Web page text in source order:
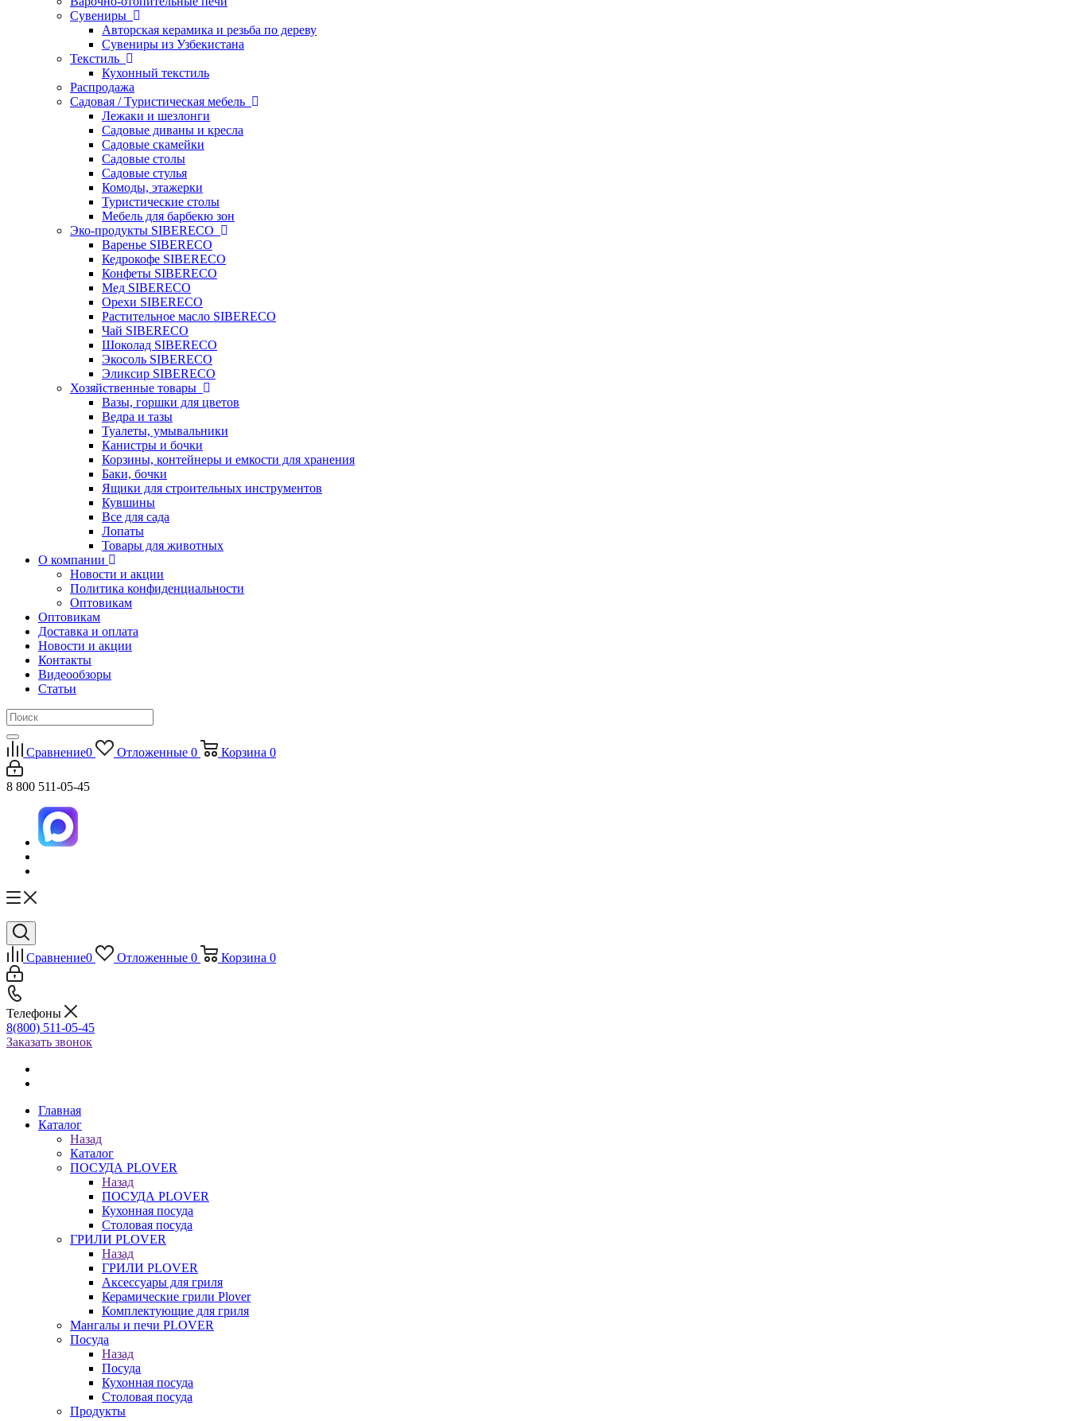
Сувениры
Авторская керамика и резьба по дереву
Сувениры из Узбекистана
Текстиль
Кухонный текстиль
Распродажа
Садовая / Туристическая мебель
Лежаки и шезлонги
Садовые диваны и кресла
Садовые скамейки
Садовые столы
Садовые стулья
Комоды, этажерки
Туристические столы
Мебель для барбекю зон
Эко-продукты SIBERECO
Варенье SIBERECO
Кедрокофе SIBERECO
Конфеты SIBERECO
Мед SIBERECO
Орехи SIBERECO
Растительное масло SIBERECO
Чай SIBERECO
Шоколад SIBERECO
Экосоль SIBERECO
Эликсир SIBERECO
Хозяйственные товары
Вазы, горшки для цветов
Ведра и тазы
Туалеты, умывальники
Канистры и бочки
Корзины, контейнеры и емкости для хранения
Баки, бочки
Ящики для строительных инструментов
Кувшины
Все для сада
Лопаты
Товары для животных
О компании
Новости и акции
Политика конфиденциальности
Оптовикам
Оптовикам
Доставка и оплата
Новости и акции
Контакты
Видеообзоры
Статьи
Сравнение0 Отложенные 0 Корзина 0
8 800 511-05-45
Сравнение0 Отложенные 0 Корзина 0
Телефоны
8(800) 511-05-45
Заказать звонок
Главная
Каталог
Назад
Каталог
ПОСУДА PLOVER
Назад
ПОСУДА PLOVER
Кухонная посуда
Столовая посуда
ГРИЛИ PLOVER
Назад
ГРИЛИ PLOVER
Аксессуары для гриля
Керамические грили Plover
Комплектующие для гриля
Мангалы и печи PLOVER
Посуда
Назад
Посуда
Кухонная посуда
Столовая посуда
Продукты